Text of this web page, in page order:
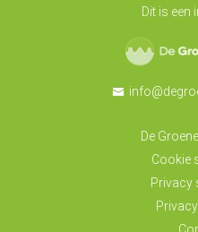
Dit is een
De
Cookie
Privacy